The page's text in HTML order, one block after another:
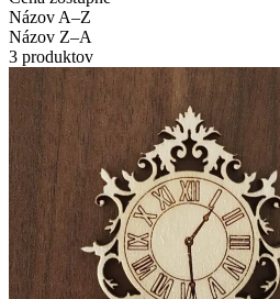
Názov A–Z
Názov Z–A
3 produktov